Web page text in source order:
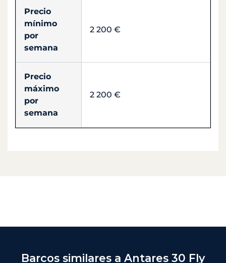
Precio
mínimo
por
semana
2 200 €
Precio
máximo
por
semana
2 200 €
Barcos similares a Antares 30 Fly